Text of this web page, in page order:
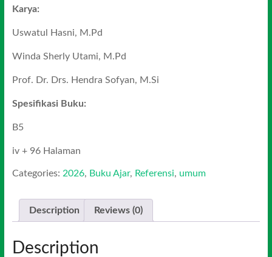
Karya:
Uswatul Hasni, M.Pd
Winda Sherly Utami, M.Pd
Prof. Dr. Drs. Hendra Sofyan, M.Si
Spesifikasi Buku:
B5
iv + 96 Halaman
Categories: 2026, Buku Ajar, Referensi, umum
Description Reviews (0)
Description